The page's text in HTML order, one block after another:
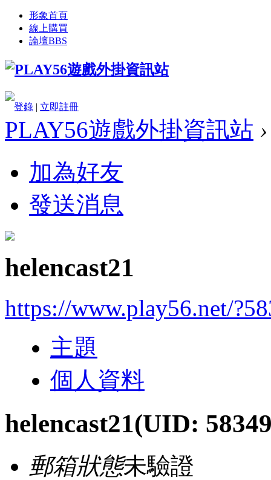
形象首頁
線上購買
論壇BBS
登錄 | 立即註冊
PLAY56遊戲外掛資訊站 ›
加為好友
發送消息
helencast21
https://www.play56.net/
主題
個人資料
helencast21(UID:
郵箱狀態未驗證